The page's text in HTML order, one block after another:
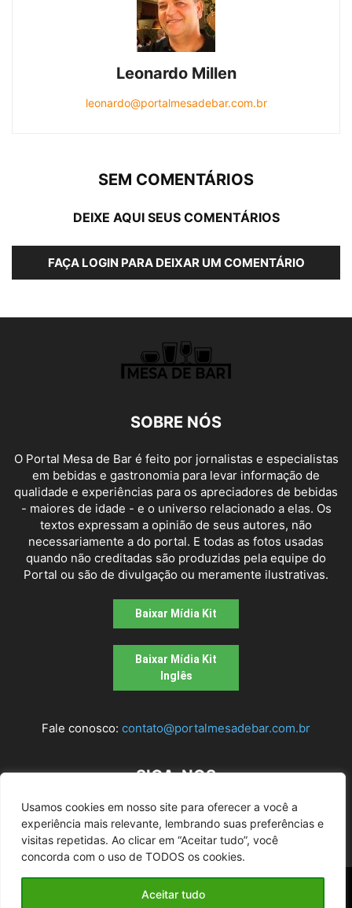
Usamos cookies em nosso site para oferecer a você a
experiência mais relevante, lembrando suas preferências e
visitas repetidas. Ao clicar em “Aceitar tudo”, você
concorda com o uso de TODOS os cookies.
Aceitar tudo
Leonardo Millen
leonardo@portalmesadebar.com.br
SEM COMENTÁRIOS
DEIXE AQUI SEUS COMENTÁRIOS
FAÇA LOGIN PARA DEIXAR UM COMENTÁRIO
SOBRE NÓS
O Portal Mesa de Bar é feito por jornalistas e especialistas
em bebidas e gastronomia para levar informação de
qualidade e experiências para os apreciadores de bebidas
- maiores de idade - e o universo relacionado a elas. Os
textos expressam a opinião de seus autores, não
necessariamente a do portal. E todas as fotos usadas
quando não creditadas são produzidas pela equipe do
Portal ou são de divulgação ou meramente ilustrativas.
Baixar Mídia Kit
Baixar Mídia Kit
Inglês
Fale conosco: contato@portalmesadebar.com.br
SIGA-NOS
Mesa de bar | Todos os Direitos Reservados |